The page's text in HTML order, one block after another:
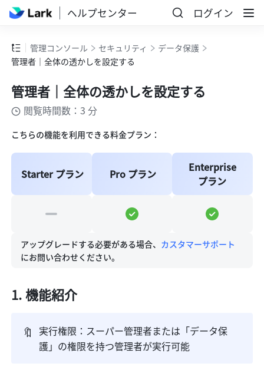
ヘルプセンター ログイン
管理コンソール セキュリティ
データ保護
管理者｜全体の透かしを設定する
管理者｜全体の透かしを設定する
閲覧時間数：3 分
こちらの機能を利用できる料金プラン：
Starter プラン Pro プラン
Enterprise
プラン
アップグレードする必要がある場合、 カスタマーサポート
にお問い合わせください。
機能紹介
🔖
実行権限：スーパー管理者または「データ保
護」の権限を持つ管理者が実行可能